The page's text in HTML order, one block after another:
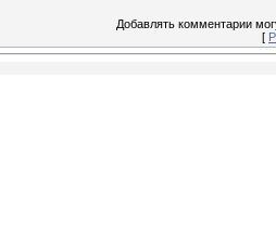
Добавлять комментарии
[